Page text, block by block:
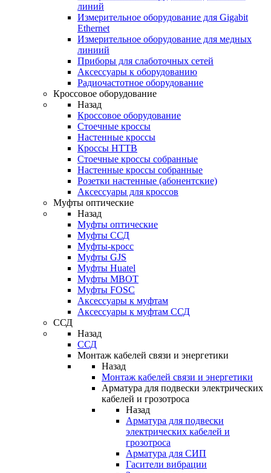
линий
Измерительное оборудование для Gigabit
Ethernet
Измерительное оборудование для медных
линиий
Приборы для слаботочных сетей
Аксессуары к оборудованию
Радиочастотное оборудование
Кроссовое оборудование
Назад
Кроссовое оборудование
Стоечные кроссы
Настенные кроссы
Кроссы HTTB
Стоечные кроссы собранные
Настенные кроссы собранные
Розетки настенные (абонентские)
Аксессуары для кроссов
Муфты оптические
Назад
Муфты оптические
Муфты ССД
Муфты-кросс
Муфты GJS
Муфты Huatel
Муфты МВОТ
Муфты FOSC
Аксессуары к муфтам
Аксессуары к муфтам ССД
ССД
Назад
ССД
Монтаж кабелей связи и энергетики
Назад
Монтаж кабелей связи и энергетики
Арматура для подвески электрических
кабелей и грозотроса
Назад
Арматура для подвески
электрических кабелей и
грозотроса
Арматура для СИП
Гасители вибрации